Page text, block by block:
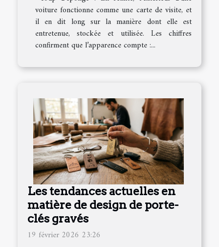
voiture fonctionne comme une carte de visite, et
il en dit long sur la manière dont elle est
entretenue, stockée et utilisée. Les chiffres
confirment que l’apparence compte :...
Les tendances actuelles en
matière de design de porte-
clés gravés
19 février 2026 23:26